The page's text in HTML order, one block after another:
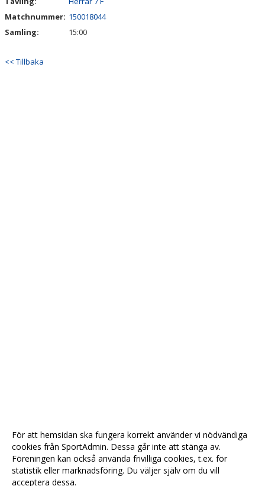
CUPER
WEBBSHOP
Matchnummer: 150018044
Samling:
15:00
<< Tillbaka
För att hemsidan ska fungera korrekt använder vi nödvändiga
cookies från SportAdmin. Dessa går inte att stänga av.
Föreningen kan också använda frivilliga cookies, t.ex. för
statistik eller marknadsföring. Du väljer själv om du vill
acceptera dessa.